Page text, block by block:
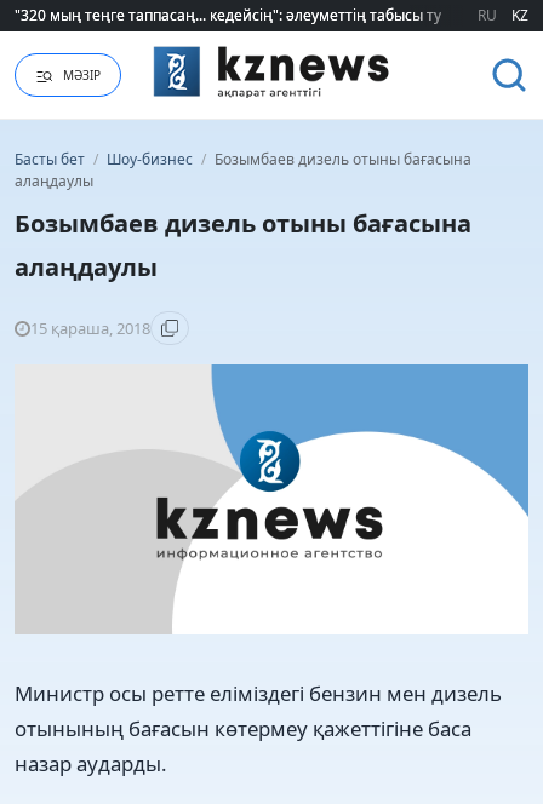
"320 мың теңге таппасаң... кедейсің": әлеуметтің табысы туралы түсінігі
"320 мың теңге таппасаң... кедейсің": әлеуметтің табысы туралы түсінігі
RU KZ
МӘЗІР
Басты бет / Шоу-бизнес / Бозымбаев дизель отыны бағасына
алаңдаулы
Бозымбаев дизель отыны бағасына
алаңдаулы
15 қараша, 2018
Министр осы ретте еліміздегі бензин мен дизель
отынының бағасын көтермеу қажеттігіне баса
назар аударды.